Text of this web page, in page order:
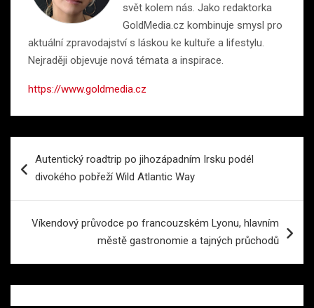
svět kolem nás. Jako redaktorka
GoldMedia.cz kombinuje smysl pro
aktuální zpravodajství s láskou ke kultuře a lifestylu.
Nejraději objevuje nová témata a inspirace.
https://www.goldmedia.cz
proAutentický roadtrip po jihozápadním Irsku podél
divokého pobřeží Wild Atlantic Way
Víkendový průvodce po francouzském Lyonu, hlavním
městě gastronomie a tajných průchodů